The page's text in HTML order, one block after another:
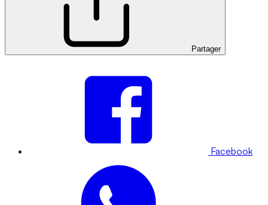
Partager
Facebook